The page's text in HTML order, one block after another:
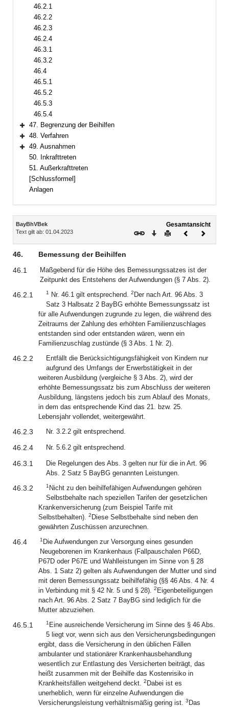
46.2.1
46.2.2
46.2.3
46.2.4
46.3.1
46.3.2
46.4
46.5.1
46.5.2
46.5.3
46.5.4
Bereich erweitern
47. Begrenzung der Beihilfen
Bereich erweitern
48. Verfahren
Bereich erweitern
49. Ausnahmen
50. Inkrafttreten
51. Außerkrafttreten
[Schlussformel]
Anlagen
Inhalt
BayBhVBek
Text gilt ab: 01.04.2023
Gesamtansicht
Download
DruckenVorheriges
46.
Bemessung der Beihilfen
46.1
Maßgebend für die Höhe des Bemessungssatzes ist der
Zeitpunkt des Entstehens der Aufwendungen (§ 7 Abs. 2).
46.2.1 1 Nr. 46.1 gilt entsprechend. 2 Der nach Art. 96 Abs. 3
Satz 3 Halbsatz 2 BayBG erhöhte Bemessungssatz ist
für alle Aufwendungen zugrunde zu legen, die während des
Zeitraums der Zahlung des erhöhten Familienzuschlages
entstanden sind oder entstanden wären, wenn ein
Familienzuschlag zustünde (§ 3 Abs. 1 Nr. 2).
46.2.2
Entfällt die Berücksichtigungsfähigkeit von Kindern nur
aufgrund des Umfangs der Erwerbstätigkeit in der
weiteren Ausbildung (vergleiche § 3 Abs. 2), wird der
erhöhte Bemessungssatz bis zum Abschluss der weiteren
Ausbildung, längstens jedoch bis zum Ablauf des Monats,
in dem das entsprechende Kind das 21. bzw. 25.
Lebensjahr vollendet, weitergewährt.
46.2.3 Nr. 3.2.2 gilt entsprechend.
46.2.4 Nr. 5.6.2 gilt entsprechend.
46.3.1
Die Regelungen des Abs. 3 gelten nur für die in Art. 96
Abs. 2 Satz 5 BayBG genannten Leistungen.
46.3.2 1 Nicht zu den beihilfefähigen Aufwendungen gehören
Selbstbehalte nach speziellen Tarifen der gesetzlichen
Krankenversicherung (zum Beispiel Tarife mit
Selbstbehalten). 2 Diese Selbstbehalte sind neben den
gewährten Zuschüssen anzurechnen.
46.4 1 Die Aufwendungen zur Versorgung eines gesunden
Neugeborenen im Krankenhaus (Fallpauschalen P66D,
P67D oder P67E und Wahlleistungen im Sinne von § 28
Abs. 1 Satz 2) gelten als Aufwendungen der Mutter und sind
mit deren Bemessungssatz beihilfefähig (§§ 46 Abs. 4 Nr. 4
in Verbindung mit § 42 Nr. 5 und § 28). 2 Eigenbeteiligungen
nach Art. 96 Abs. 2 Satz 7 BayBG sind lediglich für die
Mutter abzuziehen.
46.5.1 1 Eine ausreichende Versicherung im Sinne des § 46 Abs.
5 liegt vor, wenn sich aus den Versicherungsbedingungen
ergibt, dass die Versicherung in den üblichen Fällen
ambulanter und stationärer Krankenhausbehandlung
wesentlich zur Entlastung des Versicherten beiträgt, das
heißt zusammen mit der Beihilfe das Kostenrisiko in
Krankheitsfällen weitgehend deckt. 2 Dabei ist es
unerheblich, wenn für einzelne Aufwendungen die
Versicherungsleistung verhältnismäßig gering ist. 3 Das